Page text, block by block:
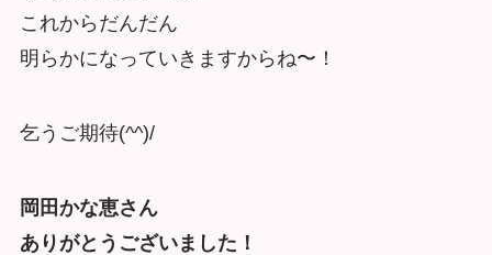
これからだんだん
明らかになっていきますからね〜！
乞うご期待(^^)/
岡田かな恵さん
ありがとうございました！